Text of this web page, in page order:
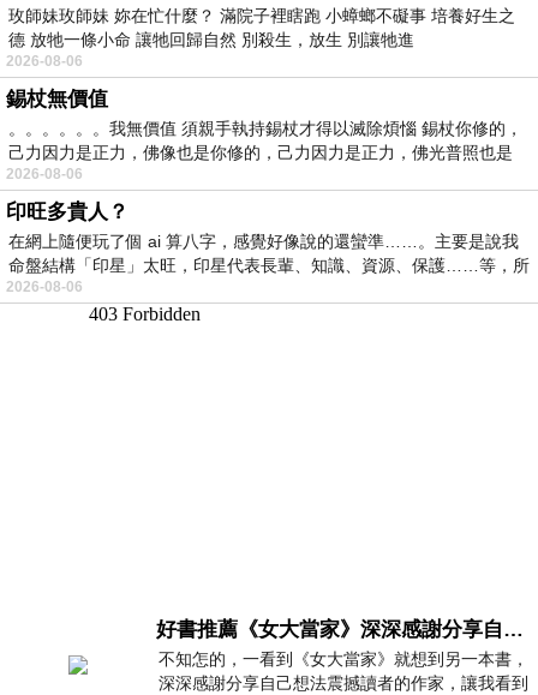
玫師妹玫師妹 妳在忙什麼？ 滿院子裡瞎跑 小蟑螂不礙事 培養好生之
德 放牠一條小命 讓牠回歸自然 別殺生，放生 別讓牠進
2026-08-06
錫杖無價值
。。。。。。我無價值 須親手執持錫杖才得以滅除煩惱 錫杖你修的，
己力因力是正力，佛像也是你修的，己力因力是正力，佛光普照也是
2026-08-06
印旺多貴人？
在網上隨便玩了個 ai 算八字，感覺好像說的還蠻準……。主要是說我
命盤結構「印星」太旺，印星代表長輩、知識、資源、保護……等，所
2026-08-06
好書推薦《女大當家》深深感謝分享自己想法震撼讀者的作家，讓我看到不同樣貌的家庭！
不知怎的，一看到《女大當家》就想到另一本書，
深深感謝分享自己想法震撼讀者的作家，讓我看到